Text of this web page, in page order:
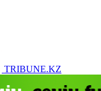
TRIBUNE.KZ